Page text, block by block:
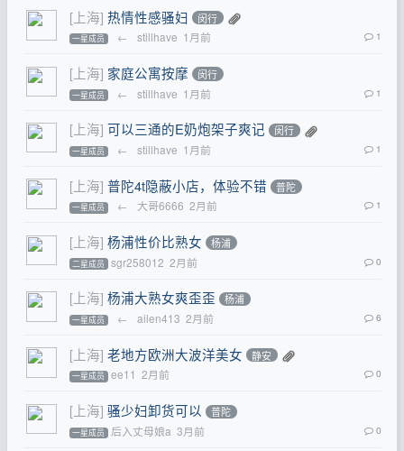
[上海] 热情性感骚妇 闵行
一星成员 ← stillhave 1月前 1
[上海] 家庭公寓按摩 闵行
一星成员 ← stillhave 1月前 1
[上海] 可以三通的E奶炮架子爽记 闵行
一星成员 ← stillhave 1月前 1
[上海] 普陀4t隐蔽小店，体验不错 普陀
一星成员 ← 大哥6666 2月前 1
[上海] 杨浦性价比熟女 杨浦
二星成员 sgr258012 2月前 0
[上海] 杨浦大熟女爽歪歪 杨浦
一星成员 ← ailen413 2月前 6
[上海] 老地方欧洲大波洋美女 静安
一星成员 ee11 2月前 0
[上海] 骚少妇卸货可以 普陀
一星成员 后入丈母娘a 3月前 0